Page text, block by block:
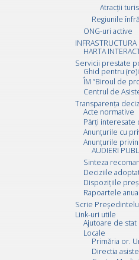
Atracții
Regiunile
ONG-uri active
INFRASTRUCTURA
HARTA
Servicii prestate
Ghid pentru
ÎM ”Biroul de
Centrul de
Transparența
Acte normative
Părți interesate
Anunțurile cu
Anunțurile
AUDIERI
Sinteza
Deciziile
Dispozițiile
Rapoartele
Scrie
Link-uri utile
Ajutoare de stat
Locale
Primăria or.
Directia